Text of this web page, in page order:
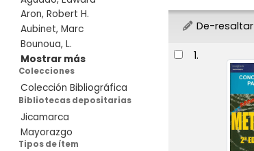
Aron, Robert H.
Aubinet, Marc
Bounoua, L.
Mostrar más
Colecciones
Colección Bibliográfica
Bibliotecas depositarias
Jicamarca
Mayorazgo
Tipos de ítem
De-resaltar
Resultados
1.